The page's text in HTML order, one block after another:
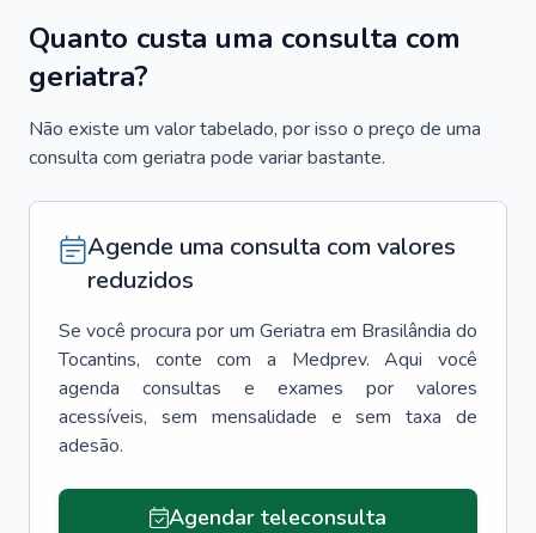
Quanto custa uma consulta com
geriatra?
Não existe um valor tabelado, por isso o preço de uma
consulta com geriatra pode variar bastante.
Agende uma consulta com valores
reduzidos
Se você procura por um Geriatra em Brasilândia do
Tocantins, conte com a Medprev. Aqui você
agenda consultas e exames por valores
acessíveis, sem mensalidade e sem taxa de
adesão.
Agendar teleconsulta